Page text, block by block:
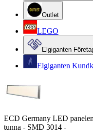
Outlet
LEGO
Elgiganten
Elgiganten
ECD Germany LED
tunna - SMD 3014 -